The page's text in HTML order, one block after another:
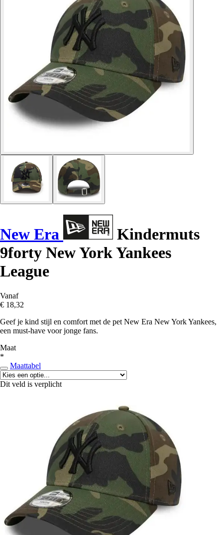
New Era
Kindermuts
9forty New York Yankees
League
Vanaf
€ 18,32
Geef je kind stijl en comfort met de pet New Era New York Yankees,
een must-have voor jonge fans.
Maat
*
Maattabel
Dit veld is verplicht